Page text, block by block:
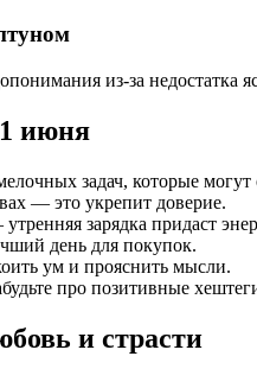
из-за недостатка
июня
задач, которые могут
— это укрепит доверие.
зарядка придаст
день для покупок.
ум и прояснить мысли.
про позитивные
и страсти